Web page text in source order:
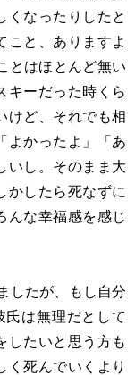
くなったりしたと
こと、ありますよ
とはほとんど無い
キーだった時くら
けど、それでも相
よかったよ」「あ
いし。そのまま大
かしたら死なずに
んな幸福感を感じ
したが、もし自分
氏は無理だとして
したいと思う方も
く死んでいくより